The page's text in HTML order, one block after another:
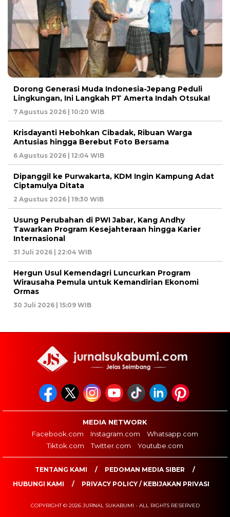
Dorong Generasi Muda Indonesia-Jepang Peduli
Lingkungan, Ini Langkah PT Amerta Indah Otsuka!
7 Agustus 2026 | 10:20 WIB
Krisdayanti Hebohkan Cibadak, Ribuan Warga
Antusias hingga Berebut Foto Bersama
6 Agustus 2026 | 12:04 WIB
Dipanggil ke Purwakarta, KDM Ingin Kampung Adat
Ciptamulya Ditata
2 Agustus 2026 | 19:30 WIB
Usung Perubahan di PWI Jabar, Kang Andhy
Tawarkan Program Kesejahteraan hingga Karier
Internasional
31 Juli 2026 | 22:04 WIB
Hergun Usul Kemendagri Luncurkan Program
Wirausaha Pemula untuk Kemandirian Ekonomi
Ormas
30 Juli 2026 | 15:09 WIB
MEDIA NETWORK
Facebook.com
Instagram.com
Whatsapp.com
Tiktok.com
Twitter.com Youtube.com
TENTANG KAMI
PEDOMAN MEDIA SIBER
HUBUNGI KAMI
PRIVACY POLICY / KEBIJAKAN PRIVASI
COPYRIGHT © 2026 JURNAL SUKABUMI - ALL RIGHTS RESERVED